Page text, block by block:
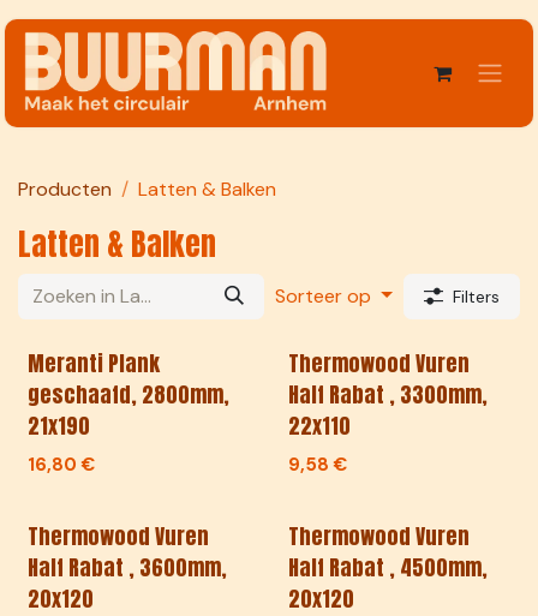
Producten Latten & Balken
Latten & Balken
Sorteer op Filters
Meranti Plank
geschaafd, 2800mm,
21x190
16,80 €
Thermowood Vuren
Half Rabat , 3300mm,
22x110
9,58 €
Thermowood Vuren
Half Rabat , 3600mm,
20x120
Thermowood Vuren
Half Rabat , 4500mm,
20x120